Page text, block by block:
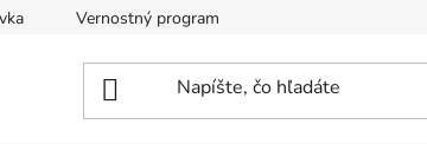
Vernostný program